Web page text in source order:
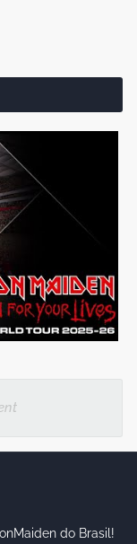
do Brasil!